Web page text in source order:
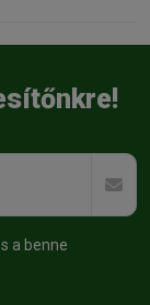
a benne